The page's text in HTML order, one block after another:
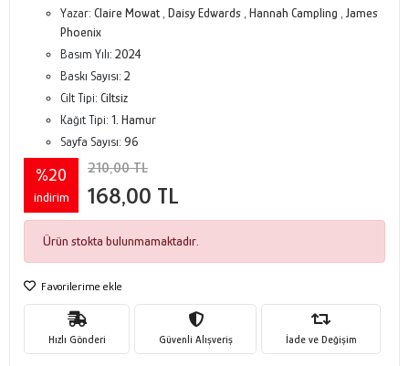
Yazar: Claire Mowat Daisy Edwards Hannah Campling
James
Phoenix
Basım Yılı: 2024
Baskı Sayısı: 2
Cilt Tipi: Ciltsiz
Kağıt Tipi: 1. Hamur
Sayfa Sayısı: 96
%20
indirim
210,00 TL
168,00 TL
Ürün stokta bulunmamaktadır.
Favorilerime ekle
Hızlı Gönderi Güvenli Alışveriş İade ve Değişim